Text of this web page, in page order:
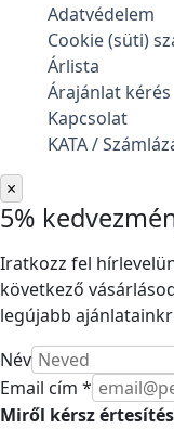
Adatvédelem
Cookie (süti)
Árlista
Árajánlat kérés
Kapcsolat
KATA /
×
5%
Iratkozz fel
következő
legújabb
Név
Email cím *
Miről kérsz